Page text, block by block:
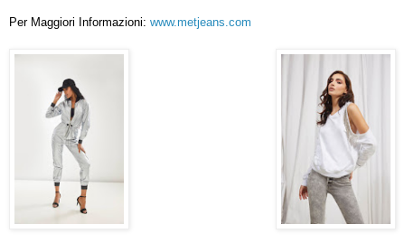
Per Maggiori Informazioni: www.metjeans.com